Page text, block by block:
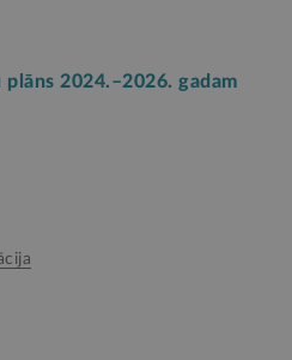
plāns 2024.–2026. gadam